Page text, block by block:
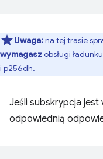
Uwaga:na tej trasie
wymagaszobsługi
i p256dh.
Jeśli subskrypcja jest
odpowiednią